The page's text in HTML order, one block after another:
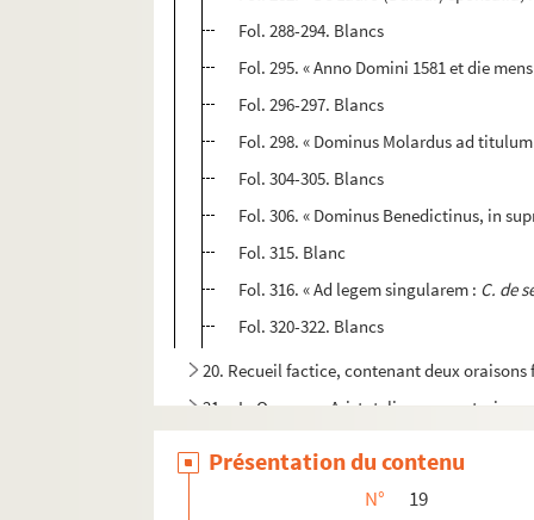
Fol. 288-294. Blancs
Fol. 295. « Anno Domini 1581 et die
Fol. 296-297. Blancs
Fol. 298. « Dominus Molardus ad
Fol. 304-305. Blancs
Fol. 306. « Dominus Benedictinus, in
Fol. 315. Blanc
Fol. 316. « Ad legem singularem : C. de
Fol. 320-322. Blancs
20. Recueil factice, contenant deux oraisons
21. « In Organum Aristotelis commentaria »
23. Guillaume de Thignonville. « Les dits
Présentation du contenu
N°
19